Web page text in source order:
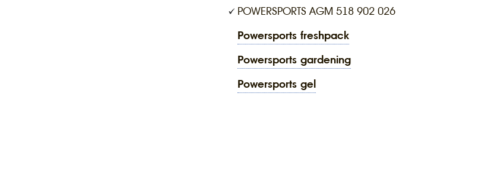
POWERSPORTS AGM 518 902 026
powersports freshpack
powersports gardening
powersports gel